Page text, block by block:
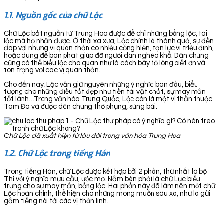
1.1. Nguồn gốc của chữ Lộc
Chữ Lộc bắt nguồn từ Trung Hoa được để chỉ những bổng lộc, tài
lộc mà họ nhận được. Ở thời xa xưa, Lộc chính là thành quả, sự đền
đáp với những vị quan thần có nhiều cống hiến, tận lực vì triều đình,
hoặc dùng để ban phát giúp đỡ người dân nghèo khổ. Dân chúng
cũng có thể biếu lộc cho quan như là cách bày tỏ lòng biết ơn và
tôn trọng với các vị quan thần.
Cho đến nay, Lộc vẫn giữ nguyên những ý nghĩa ban đầu, biểu
tượng cho những điều tốt đẹp như tiền tài vật chất, sự may mắn
tốt lành…Trong văn hóa Trung Quốc, Lộc còn là một vị thần thuộc
Tam Đa và được dân chúng thờ phụng, sùng bái.
Chữ Lộc đã xuất hiện từ lâu đời trong văn hóa Trung Hoa
1.2. Chữ Lộc trong tiếng Hán
Trong tiếng Hán, chữ Lộc được kết hợp bởi 2 phần, thứ nhất là bộ
Thị với ý nghĩa mưu cầu, ước mơ. Nằm bên phải là chữ Lục biểu
trưng cho sự may mắn, bổng lộc. Hai phần này đã làm nên một chữ
Lộc hoàn chỉnh, thể hiện cho những mong muốn sâu xa, như là gửi
gắm tiếng nói tới các vị thần linh.